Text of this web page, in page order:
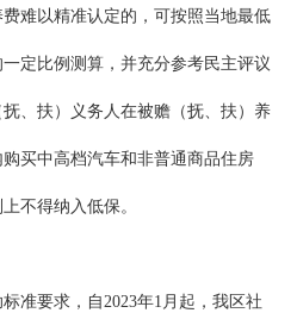
难以精准认定的，可按照当地最低
定比例测算，并充分参考民主评议
、扶）义务人在被赡（抚、扶）养
买中高档汽车和非普通商品住房
不得纳入低保。
准要求，自2023年1月起，我区社